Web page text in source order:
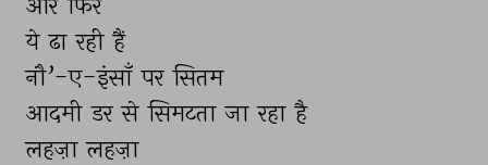
ये ढा रही हैं
नौ’-ए-इंसाँ पर सितम
आदमी डर से सिमटता जा रहा है
लहज़ा लहज़ा